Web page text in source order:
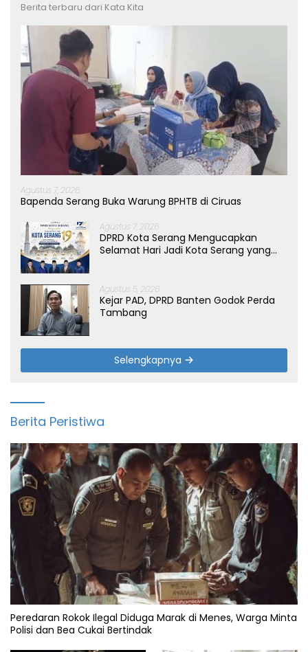
Berita terbaru dari Kata Kita
Agustus 7, 2026
Bapenda Serang Buka Warung BPHTB di Ciruas
Agustus 7, 2026
DPRD Kota Serang Mengucapkan
Selamat Hari Jadi Kota Serang yang
Agustus 5, 2026
Kejar PAD, DPRD Banten Godok Perda
Tambang
Selengkapnya
Berita Peristiwa
Peredaran Rokok Ilegal Diduga Marak di Menes, Warga Minta
Polisi dan Bea Cukai Bertindak